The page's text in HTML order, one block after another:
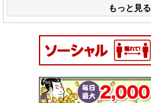
もっと見る